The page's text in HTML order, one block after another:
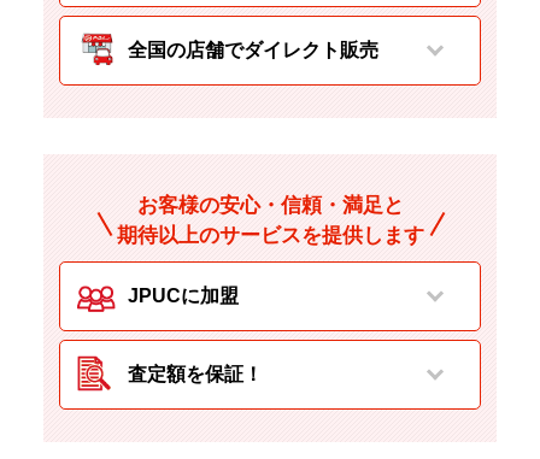
全国の店舗でダイレクト販売
お客様の安心・信頼・満足と
期待以上のサービスを提供します
JPUCに加盟
査定額を保証！